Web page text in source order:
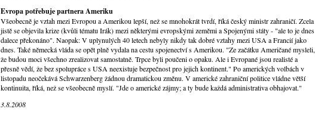
Evropa potřebuje partnera Ameriku
Všeobecně je vztah mezi Evropou a Amerikou lepší, než se mnohokrát tvrdí, říká český ministr zahraničí. Zcela
jistě se objevila krize (kvůli tématu Irák) mezi některými evropskými zeměmi a Spojenými státy - "ale to je dnes
dalece překonáno". Naopak: V uplynulých 40 letech nebyly nikdy tak dobré vztahy mezi USA a Francií jako
dnes. Také německá vláda se opět plně vydala na cestu spojenectví s Amerikou. "Ze začátku Američané mysleli,
že budou moci všechno zrealizovat samostatně. Trpce byli poučeni o opaku. Ale i Evropané jsou realisté a
přesně vědí, že bez spolupráce s USA neexistuje bezpečnost pro jejich kontinent." Po amerických volbách v
listopadu neočekává Schwarzenberg žádnou dramatickou změnu. V americké zahraniční politice vládne větší
kontinuita, říká, než se všeobecně myslí. "Jde o americké zájmy; a ty bude každá administrativa obhajovat."
3.8.2008